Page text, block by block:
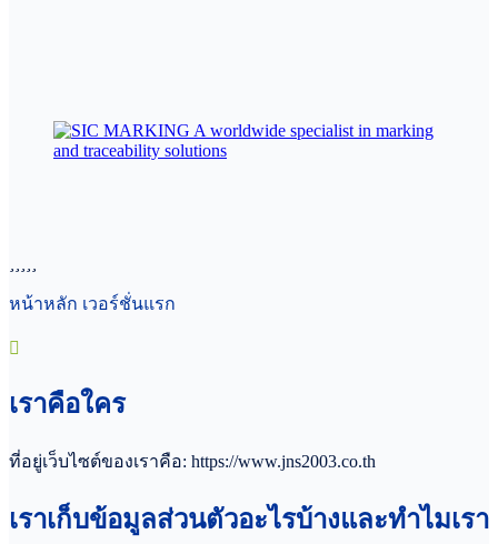
หน้าหลัก เวอร์ชั่นแรก
เราคือใคร
ที่อยู่เว็บไซต์ของเราคือ: https://www.jns2003.co.th
เราเก็บข้อมูลส่วนตัวอะไรบ้างและทำไมเรา